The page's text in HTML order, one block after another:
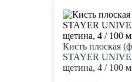
Кисть плоская
STAYER
щетина, 4 / 100